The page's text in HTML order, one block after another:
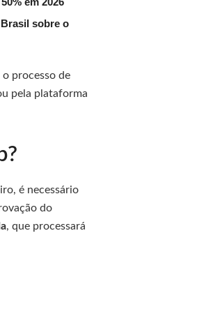
sobre o
o processo de
pela plataforma
é necessário
do
, que processará